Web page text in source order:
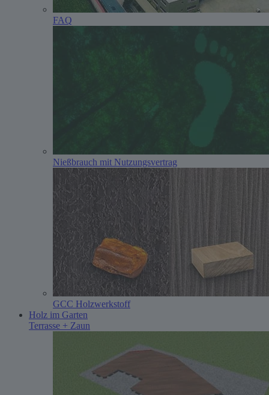
FAQ
Nießbrauch mit Nutzungsvertrag
GCC Holzwerkstoff
Holz im Garten
Terrasse + Zaun